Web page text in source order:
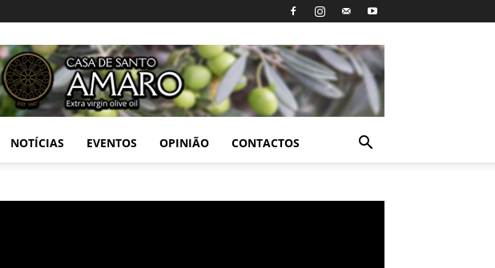
NOTÍCIAS EVENTOS OPINIÃO CONTACTOS